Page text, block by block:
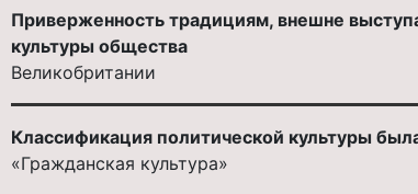
Приверженность традициям, внешне
культуры общества
Великобритании
Классификация политической культуры
«Гражданская культура»